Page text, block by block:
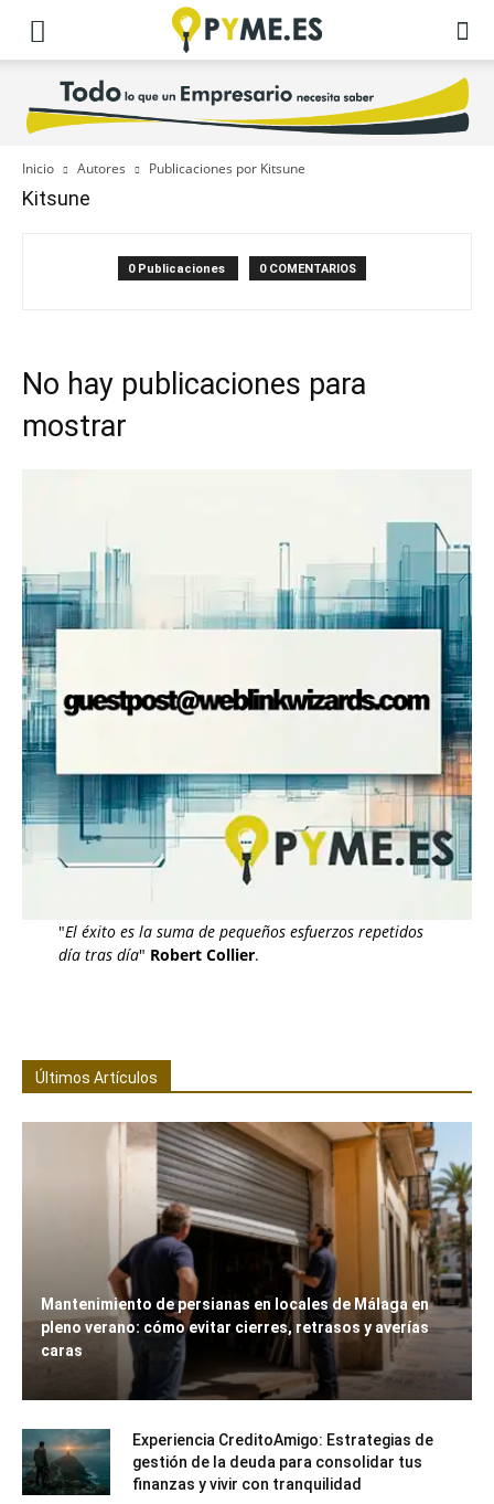
Inicio Autores Publicaciones por Kitsune
Kitsune
0 Publicaciones 0 COMENTARIOS
No hay publicaciones para
mostrar
"El éxito es la suma de pequeños esfuerzos repetidos
día tras día" Robert Collier.
Últimos Artículos
Mantenimiento de persianas en locales de Málaga en
pleno verano: cómo evitar cierres, retrasos y averías
caras
Experiencia CreditoAmigo: Estrategias de
gestión de la deuda para consolidar tus
finanzas y vivir con tranquilidad